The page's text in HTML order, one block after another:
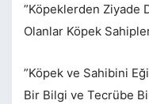
”Köpeklerden Ziyade
Olanlar Köpek
”Köpek ve Sahibini
Bir Bilgi ve Tecrübe